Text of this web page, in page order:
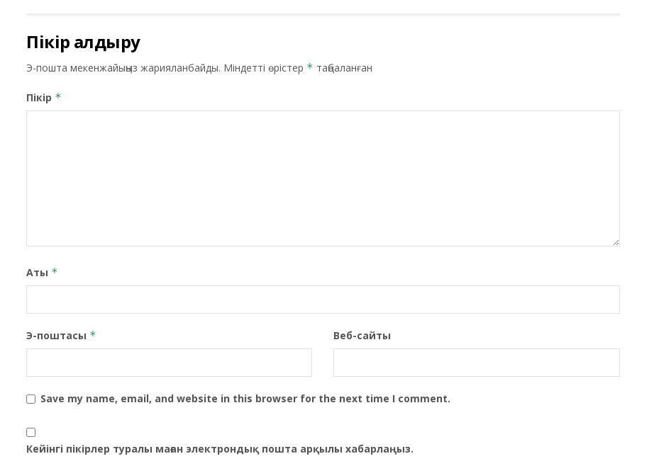
Пікір қалдыру
Э-пошта мекенжайыңыз жарияланбайды. Міндетті өрістер * таңбаланған
Пікір *
Аты *
Э-поштасы * Веб-сайты
Save my name, email, and website in this browser for the next time I comment.
Кейінгі пікірлер туралы маған электрондық пошта арқылы хабарлаңыз.